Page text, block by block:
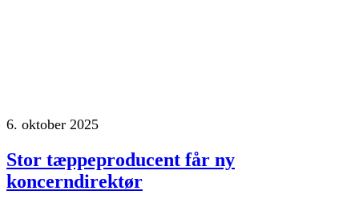
6. oktober 2025
Stor tæppeproducent får ny
koncerndirektør